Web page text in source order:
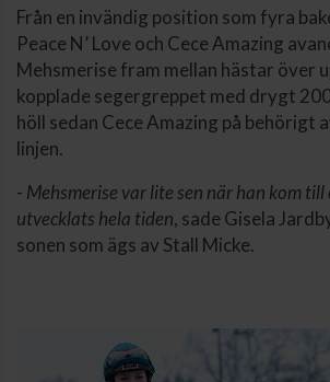
Från en invändig position som fyra
Peace N’ Love och Cece Amazing
Mehsmerise fram mellan hästar över
kopplade segergreppet med drygt
höll sedan Cece Amazing på behörigt
linjen.
- Mehsmerise var lite sen när han kom till
utvecklats hela tiden, sade Gisela
sonen som ägs av Stall Micke.